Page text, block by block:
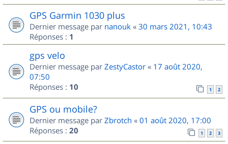
GPS Garmin 1030 plus
Dernier message par nanouk « 30 mars 2021, 10:43
Réponses : 1
gps velo
Dernier message par ZestyCastor « 17 août 2020,
07:50
Réponses : 10 1 2
GPS ou mobile?
Dernier message par Zbrotch « 01 août 2020, 17:00
Réponses : 20 1 2 3